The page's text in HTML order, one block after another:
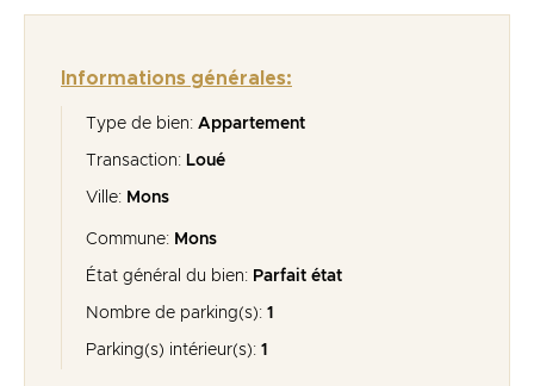
Informations générales:
Type de bien: Appartement
Transaction: Loué
Ville: Mons
Commune: Mons
État général du bien: Parfait état
Nombre de parking(s): 1
Parking(s) intérieur(s): 1